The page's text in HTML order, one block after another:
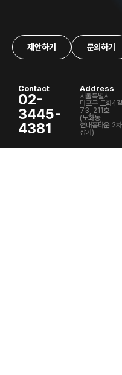
제안하기 문의하기
Contact
02-
3445-
4381
Address
서울특별시
마포구 도화4길
73, 211호
(도화동,
현대홈타운 2차
상가)